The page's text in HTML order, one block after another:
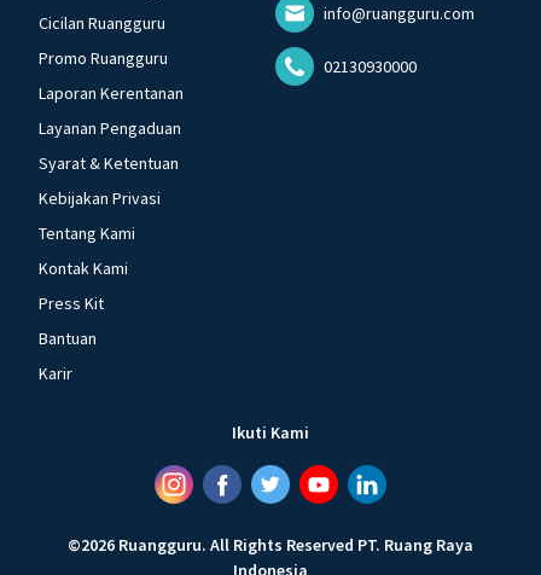
Cicilan Ruangguru
Promo Ruangguru
Laporan Kerentanan
Layanan Pengaduan
Syarat & Ketentuan
Kebijakan Privasi
Tentang Kami
Kontak Kami
Press Kit
Bantuan
Karir
info@ruangguru.com
02130930000
Ikuti Kami
©2026 Ruangguru. All Rights Reserved PT. Ruang Raya
Indonesia